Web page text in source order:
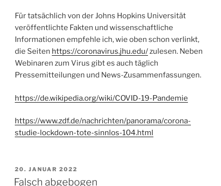
Für tatsächlich von der Johns Hopkins Universität
veröffentlichte Fakten und wissenschaftliche
Informationen empfehle ich, wie oben schon verlinkt,
die Seiten https://coronavirus.jhu.edu/zulesen. Neben
Webinaren zum Virus gibt es auch täglich
Pressemitteilungen und News-Zusammenfassungen.
https://de.wikipedia.org/wiki/COVID-19-Pandemie
https://www.zdf.de/nachrichten/panorama/corona-
studie-lockdown-tote-sinnlos-104.html
VERÖFFENTLICHT
AM
20. JANUAR 2022
Falsch abgebogen